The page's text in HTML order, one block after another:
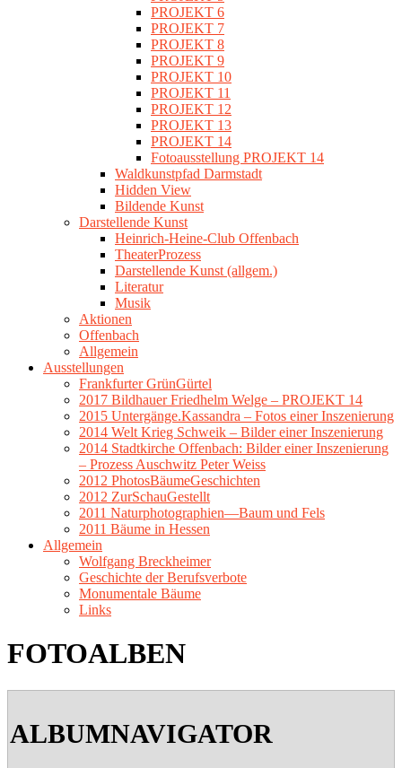
PROJEKT 6
PROJEKT 7
PROJEKT 8
PROJEKT 9
PROJEKT 10
PROJEKT 11
PROJEKT 12
PROJEKT 13
PROJEKT 14
Fotoausstellung PROJEKT 14
Waldkunstpfad Darmstadt
Hidden View
Bildende Kunst
Darstellende Kunst
Heinrich-Heine-Club Offenbach
TheaterProzess
Darstellende Kunst (allgem.)
Literatur
Musik
Aktionen
Offenbach
Allgemein
Ausstellungen
Frankfurter GrünGürtel
2017 Bildhauer Friedhelm Welge – PROJEKT 14
2015 Untergänge.Kassandra – Fotos einer Inszenierung
2014 Welt Krieg Schweik – Bilder einer Inszenierung
2014 Stadtkirche Offenbach: Bilder einer Inszenierung
– Prozess Auschwitz Peter Weiss
2012 PhotosBäumeGeschichten
2012 ZurSchauGestellt
2011 Naturphotographien—Baum und Fels
2011 Bäume in Hessen
Allgemein
Wolfgang Breckheimer
Geschichte der Berufsverbote
Monumentale Bäume
Links
FOTOALBEN
15
ALBUMNAVIGATOR